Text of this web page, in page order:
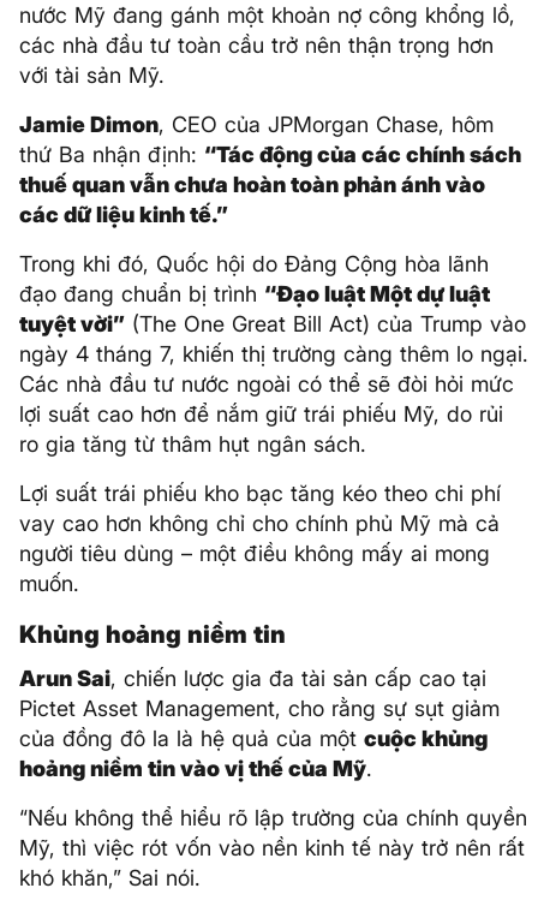
nước Mỹ đang gánh một khoản nợ công khổng lồ,
các nhà đầu tư toàn cầu trở nên thận trọng hơn
với tài sản Mỹ.
Jamie Dimon, CEO của JPMorgan Chase, hôm
thứ Ba nhận định: “Tác động của các chính sách
thuế quan vẫn chưa hoàn toàn phản ánh vào
các dữ liệu kinh tế.”
Trong khi đó, Quốc hội do Đảng Cộng hòa lãnh
đạo đang chuẩn bị trình “Đạo luật Một dự luật
tuyệt vời” (The One Great Bill Act) của Trump vào
ngày 4 tháng 7, khiến thị trường càng thêm lo ngại.
Các nhà đầu tư nước ngoài có thể sẽ đòi hỏi mức
lợi suất cao hơn để nắm giữ trái phiếu Mỹ, do rủi
ro gia tăng từ thâm hụt ngân sách.
Lợi suất trái phiếu kho bạc tăng kéo theo chi phí
vay cao hơn không chỉ cho chính phủ Mỹ mà cả
người tiêu dùng – một điều không mấy ai mong
muốn.
Khủng hoảng niềm tin
Arun Sai, chiến lược gia đa tài sản cấp cao tại
Pictet Asset Management, cho rằng sự sụt giảm
của đồng đô la là hệ quả của một cuộc khủng
hoảng niềm tin vào vị thế của Mỹ.
“Nếu không thể hiểu rõ lập trường của chính quyền
Mỹ, thì việc rót vốn vào nền kinh tế này trở nên rất
khó khăn,” Sai nói.